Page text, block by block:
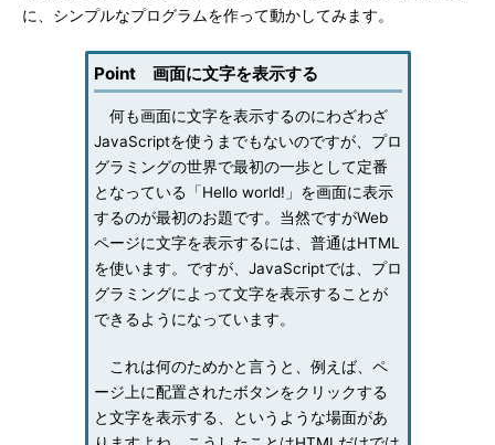
に、シンプルなプログラムを作って動かしてみます。
Point 画面に文字を表示する
何も画面に文字を表示するのにわざわざ
JavaScriptを使うまでもないのですが、プロ
グラミングの世界で最初の一歩として定番
となっている「Hello world!」を画面に表示
するのが最初のお題です。当然ですがWeb
ページに文字を表示するには、普通はHTML
を使います。ですが、JavaScriptでは、プロ
グラミングによって文字を表示することが
できるようになっています。
これは何のためかと言うと、例えば、ペ
ージ上に配置されたボタンをクリックする
と文字を表示する、というような場面があ